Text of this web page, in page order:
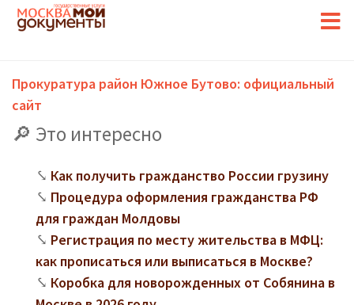
Прокуратура район Южное Бутово: официальный
сайт
Это интересно
Как получить гражданство России грузину
Процедура оформления гражданства РФ
для граждан Молдовы
Регистрация по месту жительства в МФЦ:
как прописаться или выписаться в Москве?
Коробка для новорожденных от Собянина в